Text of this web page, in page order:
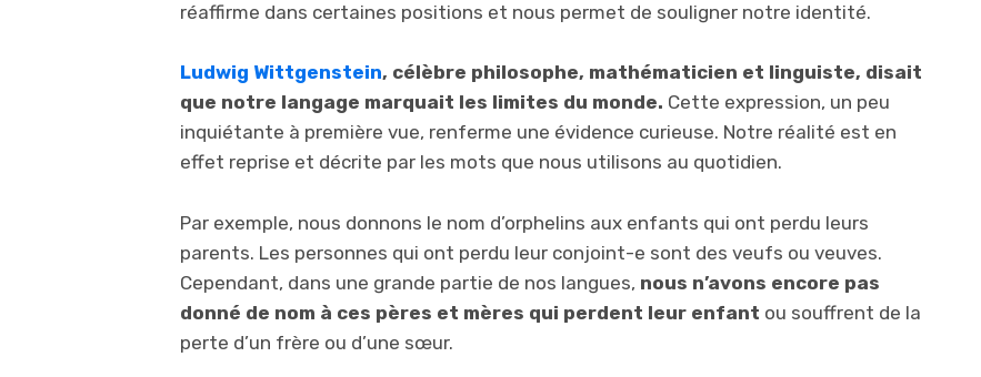
réaffirme dans certaines positions et nous permet de souligner notre identité.
Ludwig Wittgenstein, célèbre philosophe, mathématicien et linguiste, disait
que notre langage marquait les limites du monde. Cette expression, un peu
inquiétante à première vue, renferme une évidence curieuse. Notre réalité est en
effet reprise et décrite par les mots que nous utilisons au quotidien.
Par exemple, nous donnons le nom d’orphelins aux enfants qui ont perdu leurs
parents. Les personnes qui ont perdu leur conjoint-e sont des veufs ou veuves.
Cependant, dans une grande partie de nos langues, nous n’avons encore pas
donné de nom à ces pères et mères qui perdent leur enfant ou souffrent de la
perte d’un frère ou d’une sœur.